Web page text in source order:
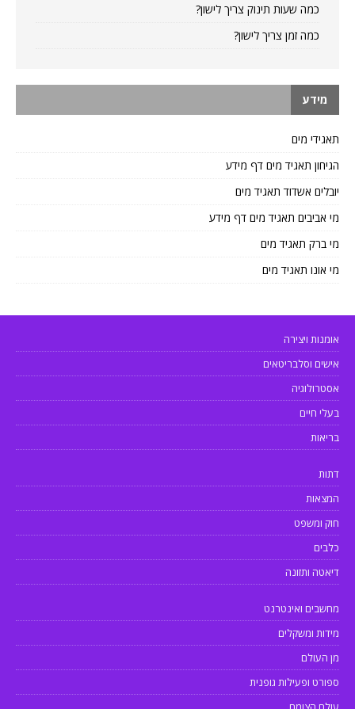
כמה שעות תינוק צריך לישון?
כמה זמן צריך לישון?
מידע
תאגידי מים
הגיחון תאגיד מים דף מידע
יובלים אשדוד תאגיד מים
מי אביבים תאגיד מים דף מידע
מי ברק תאגיד מים
מי אונו תאגיד מים
אומנות ויצירה
אישים וסלבריטאים
אסטרולוגיה
בעלי חיים
בריאות
דתות
המצאות
חוק ומשפט
כלבים
דיאטה ותזונה
מחשבים ואינטרנט
מידות ומשקלים
מן העולם
ספורט ופעילות גופנית